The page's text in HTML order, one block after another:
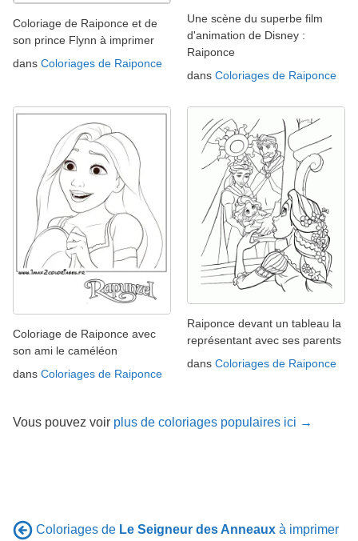
Coloriage de Raiponce et de
son prince Flynn à imprimer
dans Coloriages de Raiponce
Une scène du superbe film
d'animation de Disney :
Raiponce
dans Coloriages de Raiponce
Coloriage de Raiponce avec
son ami le caméléon
dans Coloriages de Raiponce
Raiponce devant un tableau la
représentant avec ses parents
dans Coloriages de Raiponce
Vous pouvez voir plus de coloriages populaires ici →
Coloriages de Le Seigneur des Anneaux à imprimer